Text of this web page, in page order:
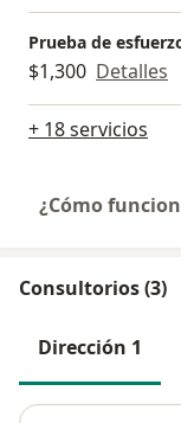
Prueba de
$1,300 Detalles
+ 18 servicios
¿Cómo
Consultorios (3)
Dirección 1